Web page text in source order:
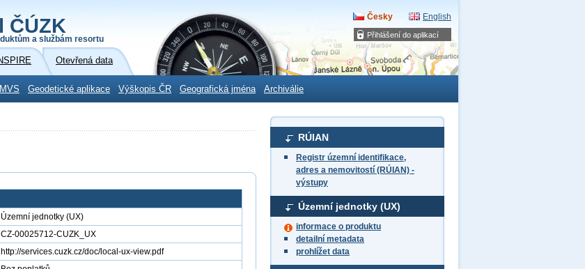
Přihlášení do aplikací
ČÚZK
a službám resortu
Česky English
Otevřená data
Geodetické aplikace Výškopis ČR Geografická jména Archiválie
RÚIAN
Registr územní identifikace,
adres a nemovitostí (RÚIAN) -
výstupy
Územní jednotky (UX)
informace o produktu
detailní metadata
prohlížet data
Územní jednotky (UX)
CZ-00025712-CUZK_UX
http://services.cuzk.cz/doc/local-ux-view.pdf